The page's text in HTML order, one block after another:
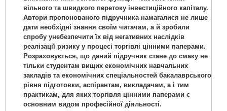
вільного та швидкого перетоку інвестиційного капіталу.
Автори пропонованого підручника намагалися не лише
дати необхідні знання своїм читачам, а й зробили
спробу унебезпечити їх від негативних наслідків
реалізації ризику у процесі торгівлі цінними паперами.
Розраховується, що даний підручник стане до смаку не
тільки студентам вищих економічних навчальних
закладів та економічних спеціальностей бакалаврського
рівня підготовки, аспірантам, викладачам, а і тим
практикам, для яких торгівля цінними паперами є
основним видом професійної діяльності.